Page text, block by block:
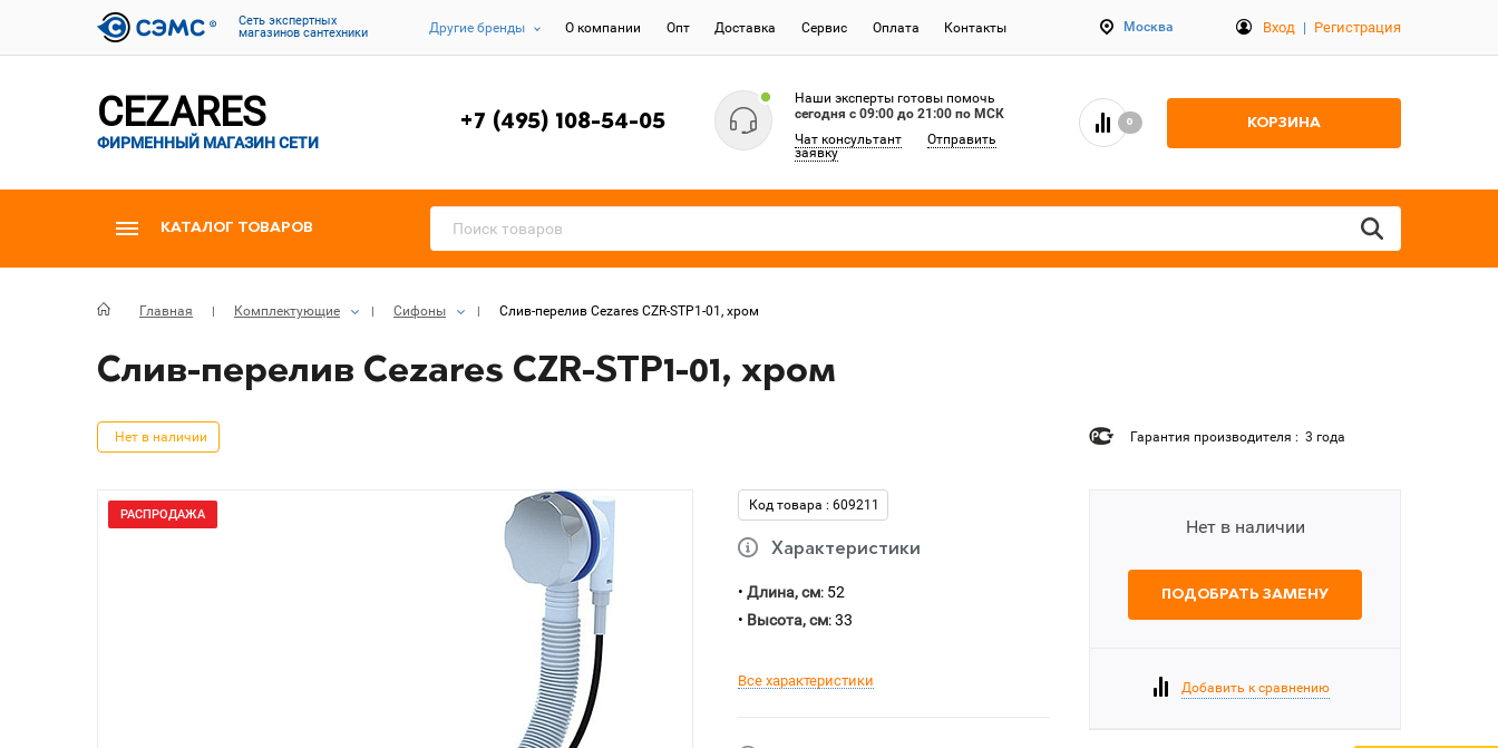
Cеть экспертных
магазинов сантехники
Другие бренды О компании Опт Доставка Сервис Оплата Контакты Москва Вход | Регистрация
CEZARES
ФИРМЕННЫЙ МАГАЗИН СЕТИ
+7 (495) 108-54-05
Наши эксперты готовы помочь
сегодня c 09:00 до 21:00 по МСК
Чат консультант
Отправить
заявку
0 КОРЗИНА
КАТАЛОГ ТОВАРОВ
Главная Комплектующие Сифоны Слив-перелив Cezares CZR-STP1-01, хром
Слив-перелив Cezares CZR-STP1-01, хром
Нет в наличии Гарантия производителя : 3 года
РАСПРОДАЖА
Код товара : 609211
Характеристики
• Длина, см: 52
• Высота, см: 33
Все характеристики
Нет в наличии
ПОДОБРАТЬ ЗАМЕНУ
Добавить к сравнению